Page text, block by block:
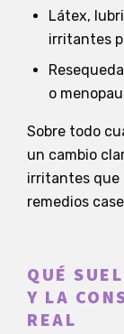
Látex,
irritantes
o
Sobre todo
un cambio
irritantes que
remedios
QUÉ
Y LA
REAL